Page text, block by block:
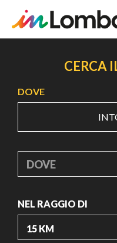
principale
CERCA
DOVE
DOVE
NEL RAGGIO DI